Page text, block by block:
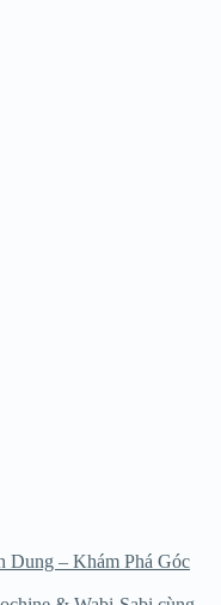
– Khám Phá Góc